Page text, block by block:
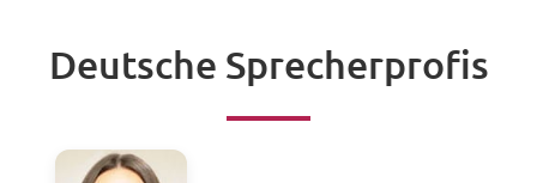
Deutsche Sprecherprofis